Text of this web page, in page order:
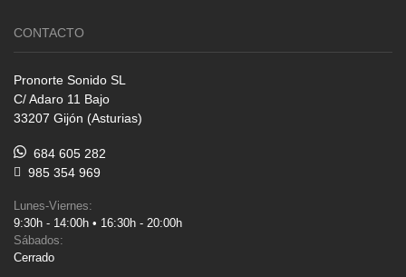
CONTACTO
Pronorte Sonido SL
C/ Adaro 11 Bajo
33207 Gijón (Asturias)
684 605 282
985 354 969
Lunes-Viernes:
9:30h - 14:00h • 16:30h - 20:00h
Sábados:
Cerrado